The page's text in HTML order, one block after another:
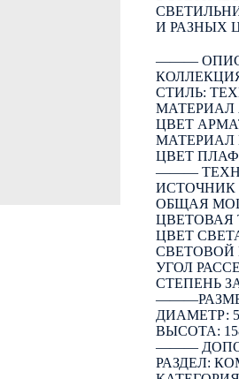
И РАЗНЫХ
―――
СТИЛЬ:
МАТЕРИАЛ
ЦВЕТ
МАТЕРИАЛ
ЦВЕТ
―――
ИСТОЧНИК
ОБЩАЯ
ЦВЕТОВАЯ
ЦВЕТ
СВЕТОВОЙ
УГОЛ
СТЕПЕНЬ
ДИАМЕТР:
ВЫСОТА:
―――
РАЗДЕЛ: